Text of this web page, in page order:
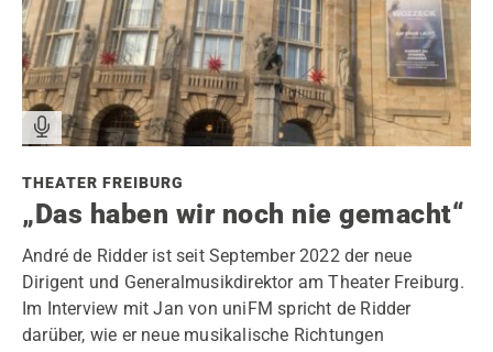
THEATER FREIBURG
„Das haben wir noch nie gemacht“
André de Ridder ist seit September 2022 der neue
Dirigent und Generalmusikdirektor am Theater Freiburg.
Im Interview mit Jan von uniFM spricht de Ridder
darüber, wie er neue musikalische Richtungen